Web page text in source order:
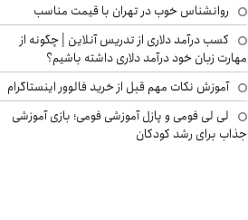
روانشناس خوب در تهران با قیمت مناسب
کسب درآمد دلاری از تدریس آنلاین | چگونه از
مهارت زبان خود درآمد دلاری داشته باشیم؟
آموزش نکات مهم قبل از خرید فالوور اینستاگرام
لی لی فومی و پازل آموزشی فومی؛ بازی آموزشی
جذاب برای رشد کودکان